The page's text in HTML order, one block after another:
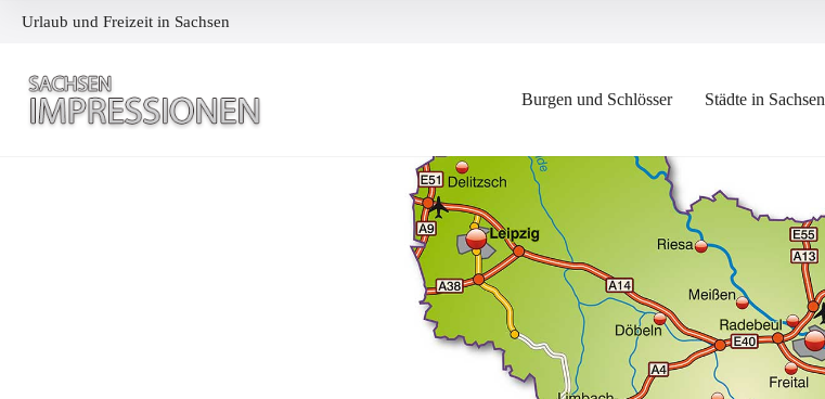
Urlaub und Freizeit in Sachsen
Burgen und Schlösser Städte in Sachsen